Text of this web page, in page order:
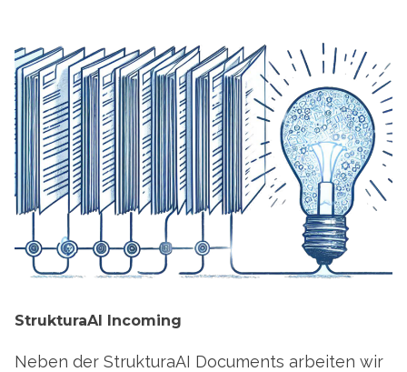
StrukturaAI Incoming
Neben der StrukturaAI Documents arbeiten wir